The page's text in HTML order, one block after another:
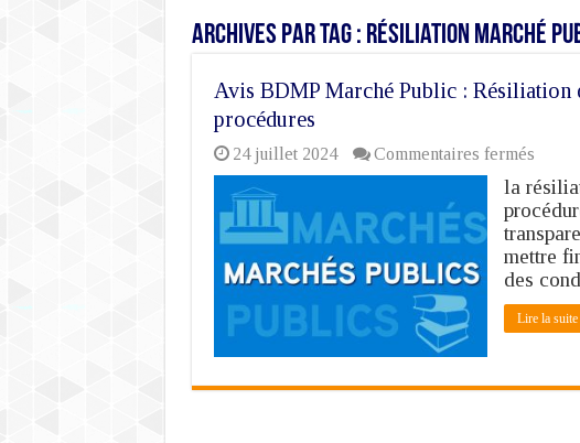
Archives par tag : résiliation marché
Avis BDMP Marché Public : Résiliation
procédures
24 juillet 2024 Commentaires ferméssur
Public
:
d’un
marché,
les
la
mettre
des
Lire la suite